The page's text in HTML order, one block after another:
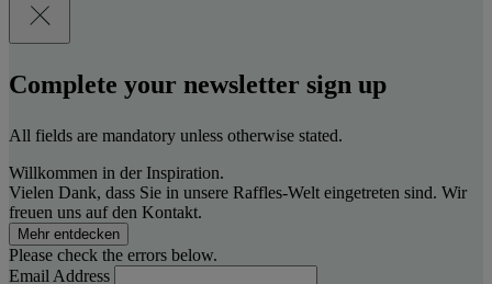
Complete your newsletter sign up
All fields are mandatory unless otherwise stated.
Willkommen in der Inspiration.
Vielen Dank, dass Sie in unsere Raffles-Welt eingetreten sind. Wir
freuen uns auf den Kontakt.
Mehr entdecken
Please check the errors below.
Email Address